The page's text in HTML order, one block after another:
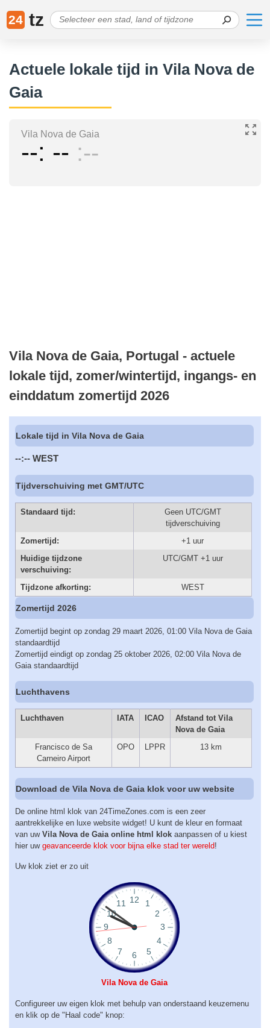
24 tz
Actuele lokale tijd in Vila Nova de
Gaia
Vila Nova de Gaia
-- -- --
Vila Nova de Gaia, Portugal - actuele
lokale tijd, zomer/wintertijd, ingangs- en
einddatum zomertijd 2026
Lokale tijd in Vila Nova de Gaia
--:-- WEST
Tijdverschuiving met GMT/UTC
Standaard tijd:
Geen UTC/GMT
tijdverschuiving
Zomertijd:
+1 uur
Huidige tijdzone
verschuiving:
UTC/GMT +1 uur
Tijdzone afkorting: WEST
Zomertijd 2026
Zomertijd begint op zondag 29 maart 2026, 01:00 Vila Nova de Gaia
standaardtijd
Zomertijd eindigt op zondag 25 oktober 2026, 02:00 Vila Nova de
Gaia standaardtijd
Luchthavens
Luchthaven IATA ICAO
Afstand tot Vila
Nova de Gaia
Francisco de Sa
Carneiro Airport
OPO LPPR 13 km
Download de Vila Nova de Gaia klok voor uw website
De online html klok van 24TimeZones.com is een zeer
aantrekkelijke en luxe website widget! U kunt de kleur en formaat
van uw Vila Nova de Gaia online html klok aanpassen of u kiest
hier uw geavanceerde klok voor bijna elke stad ter wereld!
Uw klok ziet er zo uit
Vila Nova de Gaia
Configureer uw eigen klok met behulp van onderstaand keuzemenu
en klik op de "Haal code" knop: